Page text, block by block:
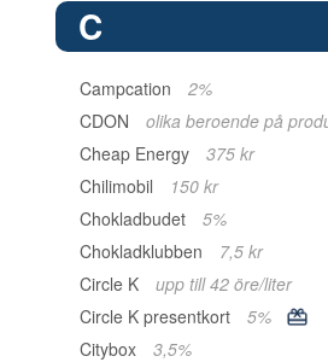
C
Campcation
2%
CDON
olika beroende på
Cheap Energy
375 kr
Chilimobil
150 kr
Chokladbudet
5%
Chokladklubben
7,5 kr
Circle K
upp till 42 öre/liter
Circle K presentkort
5%
Citybox
3,5%